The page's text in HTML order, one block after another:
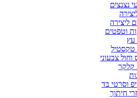
נצנצים
ליצירה
וטפטים
עץ
טקסטיל
צבעוני
קלקר
וסרטי בד
חיתוך